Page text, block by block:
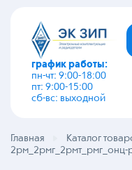
график работы:
пн-чт: 9:00-18:00
пт: 9:00-15:00
сб-вс: выходной
Главная Каталог
2рм_2рмг_2рмт_рмг_онц-